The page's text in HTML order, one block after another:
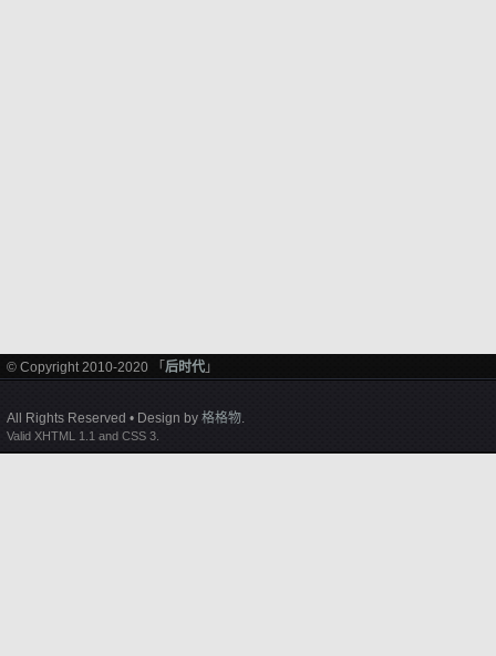
© Copyright 2010-2020 「 后时代 」
All Rights Reserved • Design by 格格物.
Valid XHTML 1.1 and CSS 3.